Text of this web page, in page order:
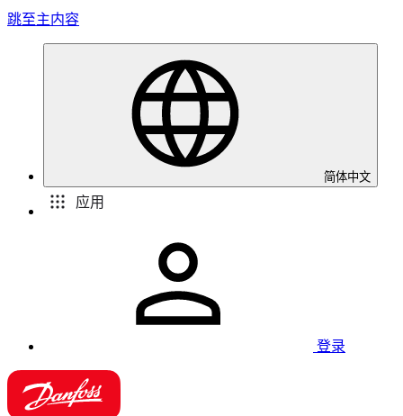
跳至主内容
简体中文
应用
登录